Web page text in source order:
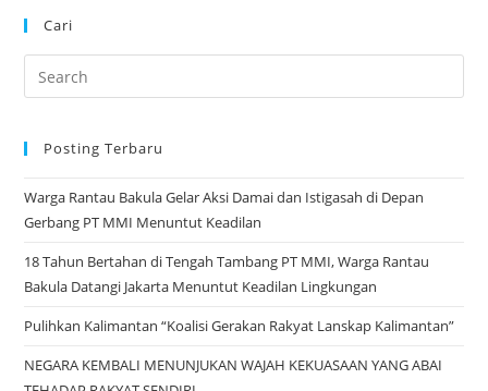
Cari
Posting Terbaru
Warga Rantau Bakula Gelar Aksi Damai dan Istigasah di Depan
Gerbang PT MMI Menuntut Keadilan
18 Tahun Bertahan di Tengah Tambang PT MMI, Warga Rantau
Bakula Datangi Jakarta Menuntut Keadilan Lingkungan
Pulihkan Kalimantan “Koalisi Gerakan Rakyat Lanskap Kalimantan”
NEGARA KEMBALI MENUNJUKAN WAJAH KEKUASAAN YANG ABAI